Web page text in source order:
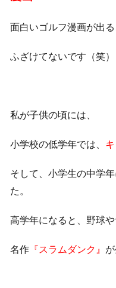
面白いゴルフ漫画が出る
ふざけてないです（笑
私が子供の頃には、
小学校の低学年では、
そして、小学生の中学
た。
高学年になると、野球
名作 『スラムダンク』